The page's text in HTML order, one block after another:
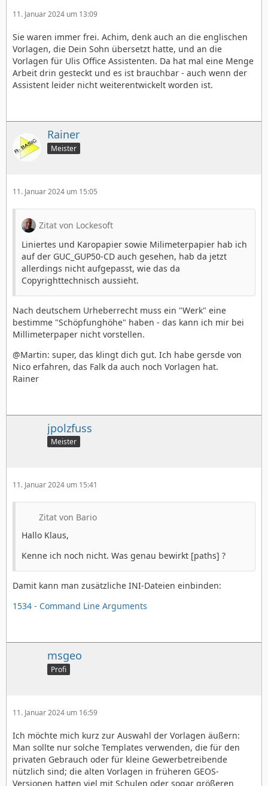
11. Januar 2024 um 13:09
Sie waren immer frei. Achim, denk auch an die englischen
Vorlagen, die Dein Sohn übersetzt hatte, und an die
Vorlagen für Ulis Office Assistenten. Da hat mal eine Menge
Arbeit drin gesteckt und es ist brauchbar - auch wenn der
Assistent leider nicht weiterentwickelt worden ist.
Rainer
Meister
11. Januar 2024 um 15:05
Zitat von Lockesoft
Liniertes und Karopapier sowie Milimeterpapier hab ich
auf der GUC_GUP50-CD auch gesehen, hab da jetzt
allerdings nicht aufgepasst, wie das da
Copyrighttechnisch aussieht.
Nach deutschem Urheberrecht muss ein "Werk" eine
bestimme "Schöpfunghöhe" haben - das kann ich mir bei
Millimeterpaper nicht vorstellen.
@Martin: super, das klingt dich gut. Ich habe gersde von
Nico erfahren, das Falk da auch noch Vorlagen hat.
Rainer
jpolzfuss
Meister
11. Januar 2024 um 15:41
Zitat von Bario
Hallo Klaus,
Kenne ich noch nicht. Was genau bewirkt [paths] ?
Damit kann man zusätzliche INI-Dateien einbinden:
1534 - Command Line Arguments
msgeo
Profi
11. Januar 2024 um 16:59
Ich möchte mich kurz zur Auswahl der Vorlagen äußern:
Man sollte nur solche Templates verwenden, die für den
privaten Gebrauch oder für kleine Gewerbetreibende
nützlich sind; die alten Vorlagen in früheren GEOS-
Versionen hatten viel mit Schulen oder sogar größeren